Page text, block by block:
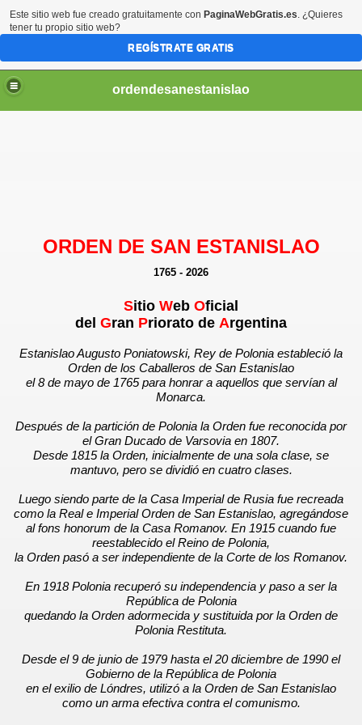
ordendesanestanislao
ORDEN DE SAN ESTANISLAO
1765 - 2026
Sitio Web Oficial
del Gran Priorato de Argentina
Estanislao Augusto Poniatowski, Rey de Polonia estableció la
Orden de los Caballeros de San Estanislao
el 8 de mayo de 1765 para honrar a aquellos que servían al
Monarca.
Después de la partición de Polonia la Orden fue reconocida por
el Gran Ducado de Varsovia en 1807.
Desde 1815 la Orden, inicialmente de una sola clase, se
mantuvo, pero se dividió en cuatro clases.
Luego siendo parte de la Casa Imperial de Rusia fue recreada
como la Real e Imperial Orden de San Estanislao, agregándose
al fons honorum de la Casa Romanov. En 1915 cuando fue
reestablecido el Reino de Polonia,
la Orden pasó a ser independiente de la Corte de los Romanov.
En 1918 Polonia recuperó su independencia y paso a ser la
República de Polonia
quedando la Orden adormecida y sustituida por la Orden de
Polonia Restituta.
Desde el 9 de junio de 1979 hasta el 20 diciembre de 1990 el
Gobierno de la República de Polonia
en el exilio de Lóndres, utilizó a la Orden de San Estanislao
como un arma efectiva contra el comunismo.
Este sitio web fue creado gratuitamente con PaginaWebGratis.es. ¿Quieres
tener tu propio sitio web?
REGÍSTRATE GRATIS